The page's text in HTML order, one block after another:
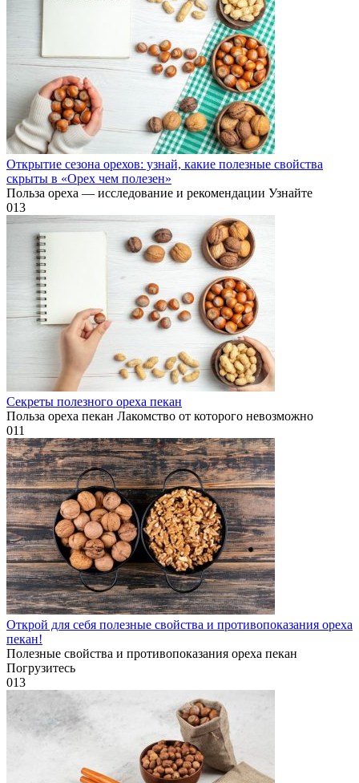
Открытие сезона орехов: узнай, какие полезные свойства
скрыты в «Орех чем полезен»
Польза ореха — исследование и рекомендации Узнайте
013
Секреты полезного ореха пекан
Польза ореха пекан Лакомство от которого невозможно
011
Открой для себя полезные свойства и противопоказания ореха
пекан!
Полезные свойства и противопоказания ореха пекан
Погрузитесь
013